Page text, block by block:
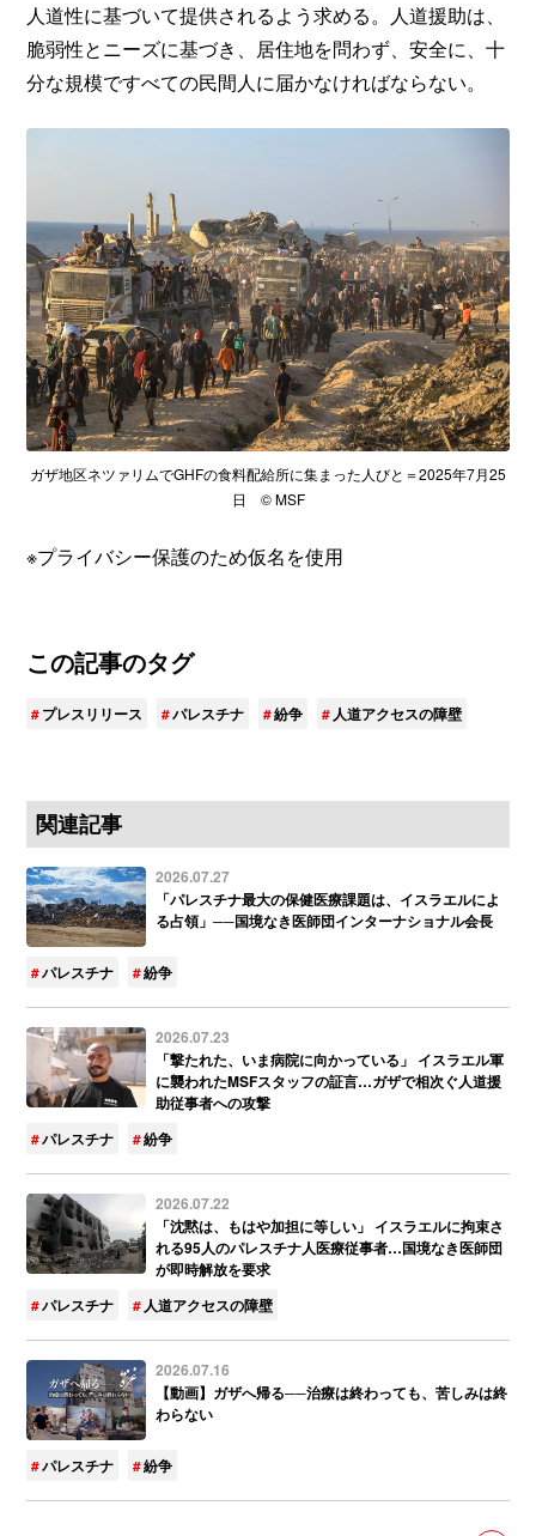
人道性に基づいて提供されるよう求める。人道援助は、
脆弱性とニーズに基づき、居住地を問わず、安全に、十
分な規模ですべての民間人に届かなければならない。
ガザ地区ネツァリムでGHFの食料配給所に集まった人びと＝2025年7月25
日 © MSF
※プライバシー保護のため仮名を使用
この記事のタグ
プレスリリース パレスチナ 紛争 人道アクセスの障壁
関連記事
2026.07.27
「パレスチナ最大の保健医療課題は、イスラエルによ
る占領」──国境なき医師団インターナショナル会長
パレスチナ 紛争
2026.07.23
「撃たれた、いま病院に向かっている」 イスラエル軍
に襲われたMSFスタッフの証言…ガザで相次ぐ人道援
助従事者への攻撃
パレスチナ
紛争
2026.07.22
「沈黙は、もはや加担に等しい」 イスラエルに拘束さ
れる95人のパレスチナ人医療従事者…国境なき医師団
が即時解放を要求
パレスチナ
人道アクセスの障壁
2026.07.16
【動画】ガザへ帰る──治療は終わっても、苦しみは終
わらない
パレスチナ 紛争